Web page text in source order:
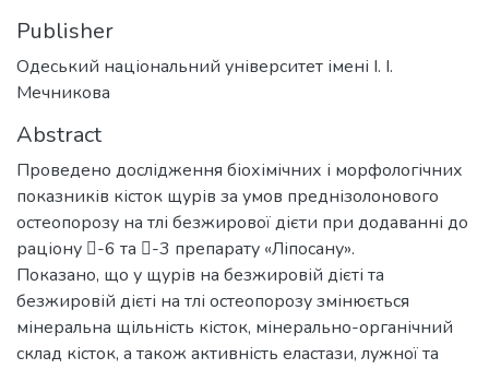
Publisher
Одеський національний університет імені І. І.
Мечникова
Abstract
Проведено дослідження біохімічних і морфологічних
показників кісток щурів за умов преднізолонового
остеопорозу на тлі безжирової дієти при додаванні до
раціону -6 та -3 препарату «Ліпосану».
Показано, що у щурів на безжировій дієті та
безжировій дієті на тлі остеопорозу змінюється
мінеральна щільність кісток, мінерально-органічний
склад кісток, а також активність еластази, лужної та